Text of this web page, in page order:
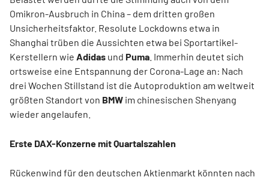
Omikron-Ausbruch in China – dem dritten großen
Unsicherheitsfaktor. Resolute Lockdowns etwa in
Shanghai trüben die Aussichten etwa bei Sportartikel-
Kerstellern wie Adidas und Puma . Immerhin deutet sich
ortsweise eine Entspannung der Corona-Lage an: Nach
drei Wochen Stillstand ist die Autoproduktion am weltweit
größten Standort von BMW im chinesischen Shenyang
wieder angelaufen.
Erste DAX-Konzerne mit Quartalszahlen
Rückenwind für den deutschen Aktienmarkt könnten nach